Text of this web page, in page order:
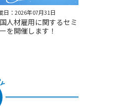
日：2026年07月31日
人材雇用に関するセミ
を開催します！